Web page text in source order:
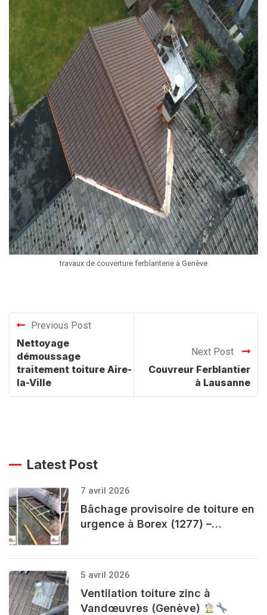
travaux de couverture ferblanterie à Genève
Previous Post
Nettoyage
démoussage
traitement toiture Aire-
la-Ville
Next Post
Couvreur Ferblantier
à Lausanne
Latest Post
7 avril 2026
Bâchage provisoire de toiture en
urgence à Borex (1277) –…
5 avril 2026
Ventilation toiture zinc à
Vandœuvres (Genève)